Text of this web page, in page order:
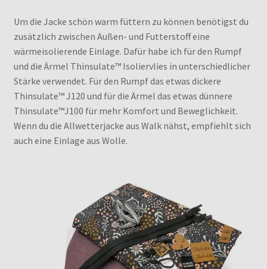
Um die Jacke schön warm füttern zu können benötigst du
zusätzlich zwischen Außen- und Futterstoff eine
wärmeisolierende Einlage. Dafür habe ich für den Rumpf
und die Ärmel Thinsulate™ Isoliervlies in unterschiedlicher
Stärke verwendet. Für den Rumpf das etwas dickere
Thinsulate™ J120 und für die Ärmel das etwas dünnere
Thinsulate™J100 für mehr Komfort und Beweglichkeit.
Wenn du die Allwetterjacke aus Walk nähst, empfiehlt sich
auch eine Einlage aus Wolle.